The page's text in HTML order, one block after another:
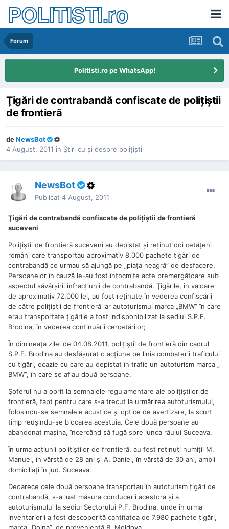
POLITISTI.ro
Forum
Politisti.ro pe WhatsApp!
Ţigări de contrabandă confiscate de poliţiştii
de frontieră
deNewsBot
4 August, 2011 în Ştiri cu şi despre poliţişti
NewsBot
Publicat 4 August, 2011
Ţigări de contrabandă confiscate de poliţiştii de frontieră
suceveni
Poliţiştii de frontieră suceveni au depistat şi reţinut doi cetăţeni
români care transportau aproximativ 8.000 pachete ţigări de
contrabandă ce urmau să ajungă pe „piaţa neagră” de desfacere.
Persoanelor în cauză le-au fost întocmite acte premergătoare sub
aspectul săvârşirii infracţiunii de contrabandă. Ţigările, în valoare
de aproximativ 72.000 lei, au fost reţinute în vederea confiscării
de către poliţiştii de frontieră iar autoturismul marca „BMW” în care
erau transportate ţigările a fost indisponibilizat la sediul S.P.F.
Brodina, în vederea continuării cercetărilor;
În dimineaţa zilei de 04.08.2011, poliţiştii de frontieră din cadrul
S.P.F. Brodina au desfăşurat o acţiune pe linia combaterii traficului
cu ţigări, ocazie cu care au depistat în trafic un autoturism marca „
BMW”, în care se aflau două persoane.
Şoferul nu a oprit la semnalele regulamentare ale poliţiştilor de
frontieră, fapt pentru care s-a trecut la urmărirea autoturismului,
folosindu-se semnalele acustice şi optice de avertizare, la scurt
timp reuşindu-se blocarea acestuia. Cele două persoane au
abandonat maşina, încercând să fugă spre lunca râului Suceava.
În urma acţiunii poliţiştilor de frontieră, au fost reţinuţi numiţii M.
Manuel, în vârstă de 28 ani şi A. Daniel, în vârstă de 30 ani, ambii
domiciliaţi în jud. Suceava.
Deoarece cele două persoane transportau în autoturism ţigări de
contrabandă, s-a luat măsura conducerii acestora şi a
autoturismului la sediul Sectorului P.F. Brodina, unde în urma
inventarierii a fost descoperită cantitatea de 7.980 pachete ţigări,